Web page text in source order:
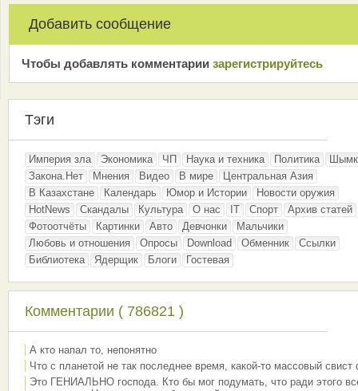
Добавить сообщение
Чтобы добавлять комментарии зарeгиcтрирyйтeсь
Тэги
Империя зла Экономика ЧП Наука и техника Политика
Закона.Нет
Мнения Видео В мире
Центральная Азия
В Казахстане
Календарь Юмор и Истории
Новости оружия
HotNews
Скандалы Культура О нас IT Спорт
Архив статей
Фотоотчёты
Картинки Авто Девчонки
Мальчики
Любовь и отношения
Опросы Download Обменник
Ссылки
Библиотека
Ядерщик Блоги Гостевая
Комментарии ( 786821 )
А кто напал то, непонятно
Что с планетой не так последнее время, какой-то массовый свист
Это ГЕНИАЛЬНО господа. Кто бы мог подумать, что ради этого